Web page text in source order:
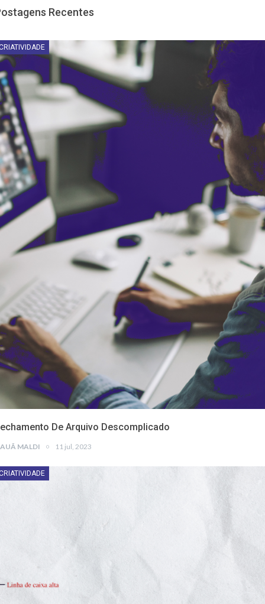
Recentes
De Arquivo Descomplicado
MALDI 11 jul, 2023